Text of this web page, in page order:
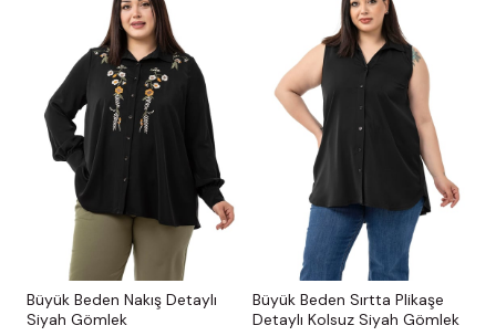
Büyük Beden Nakış Detaylı
Siyah Gömlek
Büyük Beden Sırtta Plikaşe
Detaylı Kolsuz Siyah Gömlek